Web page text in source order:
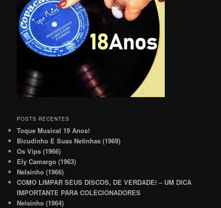
POSTS RECENTES
Toque Musical 19 Anos!
Bicudinho E Suas Netinhas (1969)
Os Vips (1966)
Ely Camargo (1963)
Nelsinho (1966)
COMO LIMPAR SEUS DISCOS, DE VERDADE! – UM DICA
IMPORTANTE PARA COLECIONADORES
Nelsinho (1964)